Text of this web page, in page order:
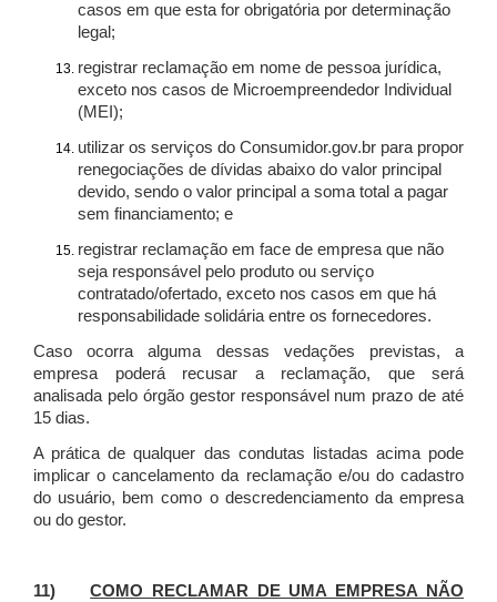
casos em que esta for obrigatória por determinação
legal;
registrar reclamação em nome de pessoa jurídica,
exceto nos casos de Microempreendedor Individual
(MEI);
utilizar os serviços do Consumidor.gov.br para propor
renegociações de dívidas abaixo do valor principal
devido, sendo o valor principal a soma total a pagar
sem financiamento; e
registrar reclamação em face de empresa que não
seja responsável pelo produto ou serviço
contratado/ofertado, exceto nos casos em que há
responsabilidade solidária entre os fornecedores.
Caso ocorra alguma dessas vedações previstas, a
empresa poderá recusar a reclamação, que será
analisada pelo órgão gestor responsável num prazo de até
15 dias.
A prática de qualquer das condutas listadas acima pode
implicar o cancelamento da reclamação e/ou do cadastro
do usuário, bem como o descredenciamento da empresa
ou do gestor.
11)COMO RECLAMAR DE UMA EMPRESA NÃO